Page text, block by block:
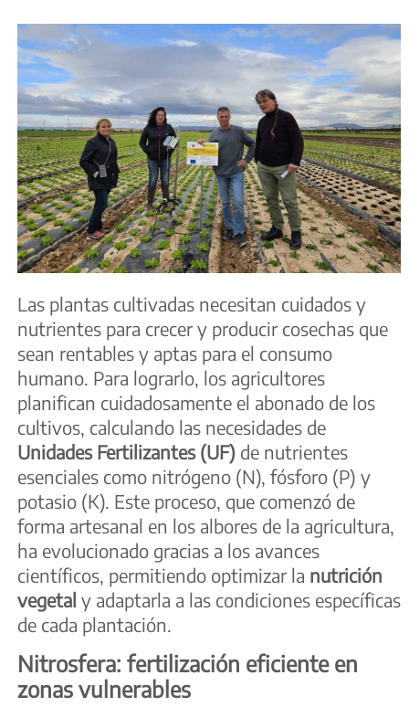
Las plantas cultivadas necesitan cuidados y
nutrientes para crecer y producir cosechas que
sean rentables y aptas para el consumo
humano. Para lograrlo, los agricultores
planifican cuidadosamente el abonado de los
cultivos, calculando las necesidades de
Unidades Fertilizantes (UF) de nutrientes
esenciales como nitrógeno (N), fósforo (P) y
potasio (K). Este proceso, que comenzó de
forma artesanal en los albores de la agricultura,
ha evolucionado gracias a los avances
científicos, permitiendo optimizar la nutrición
vegetal y adaptarla a las condiciones específicas
de cada plantación.
Nitrosfera: fertilización eficiente en
zonas vulnerables